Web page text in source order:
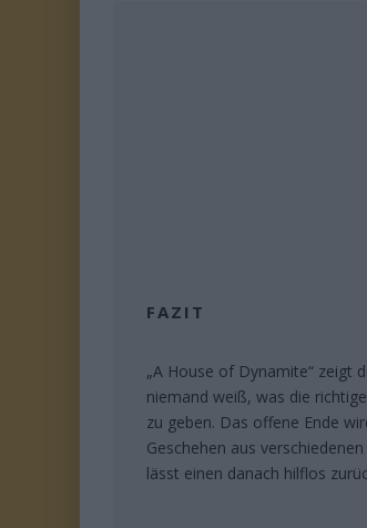
FAZIT
„A House of Dynamite“ zeigt
niemand weiß, was die
zu geben. Das offene Ende
Geschehen aus
lässt einen danach hilflos